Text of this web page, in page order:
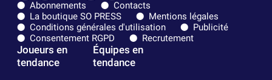
Abonnements
Contacts
La boutique SO PRESS
Mentions légales
Conditions générales d'utilisation
Publicité
Consentement RGPD
Recrutement
Joueurs en
tendance
Équipes en
tendance